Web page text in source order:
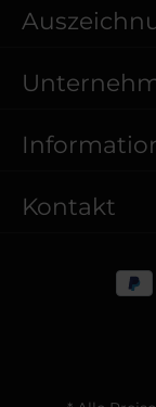
Kontakt